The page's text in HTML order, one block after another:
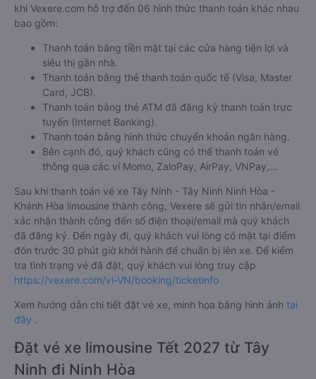
khi Vexere.com hỗ trợ đến 06 hình thức thanh toán khác nhau
bao gồm:
Thanh toán bằng tiền mặt tại các cửa hàng tiện lợi và
siêu thị gần nhà.
Thanh toán bằng thẻ thanh toán quốc tế (Visa, Master
Card, JCB).
Thanh toán bằng thẻ ATM đã đăng ký thanh toán trực
tuyến (Internet Banking).
Thanh toán bằng hình thức chuyển khoản ngân hàng.
Bên cạnh đó, quý khách cũng có thể thanh toán vé
thông qua các ví Momo, ZaloPay, AirPay, VNPay,…
Sau khi thanh toán vé xe Tây Ninh - Tây Ninh Ninh Hòa -
Khánh Hòa limousine thành công, Vexere sẽ gửi tin nhắn/email
xác nhận thành công đến số điện thoại/email mà quý khách
đã đăng ký. Đến ngày đi, quý khách vui lòng có mặt tại điểm
đón trước 30 phút giờ khởi hành để chuẩn bị lên xe. Để kiểm
tra tình trạng vé đã đặt, quý khách vui lòng truy cập
https://vexere.com/vi-VN/booking/ticketinfo
Xem hướng dẫn chi tiết đặt vé xe, minh họa bằng hình ảnh tại
đây .
Đặt vé xe limousine Tết 2027 từ Tây
Ninh đi Ninh Hòa